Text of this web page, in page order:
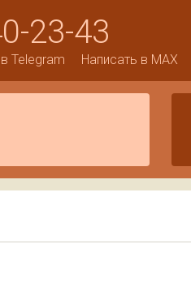
23-43
Telegram Написать в MAX